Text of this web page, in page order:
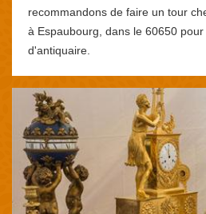
recommandons de faire un tour
à Espaubourg, dans le 60650
d'antiquaire.